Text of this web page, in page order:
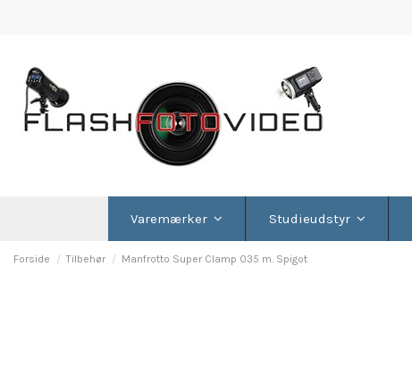
Varemærker Studieudstyr
Forside Tilbehør Manfrotto Super Clamp 035 m. Spigot